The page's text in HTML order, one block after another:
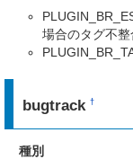
場合のタグ不
bugtrack†
種別